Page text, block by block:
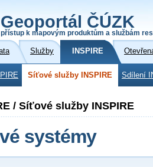
Geoportál ČÚZK
přístup k mapovým produktům a službám
Služby INSPIRE
Síťové služby INSPIRE Sdílení
/ Síťové služby INSPIRE
systémy